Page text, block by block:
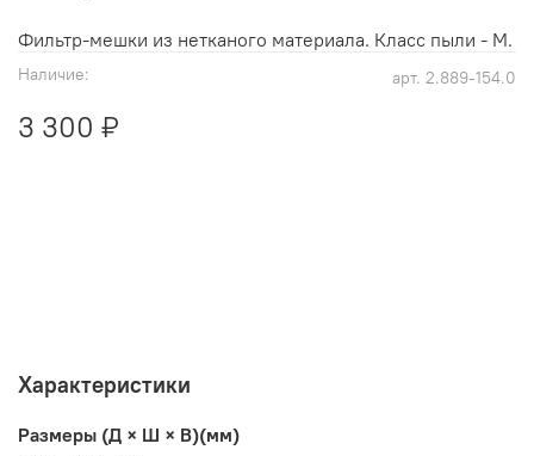
арт. 2.889-154.0
Наличие:
3 300 ₽
Фильтр-мешки из нетканого материала. Класс пыли - М.
Характеристики
Размеры (Д × Ш × В)(мм)